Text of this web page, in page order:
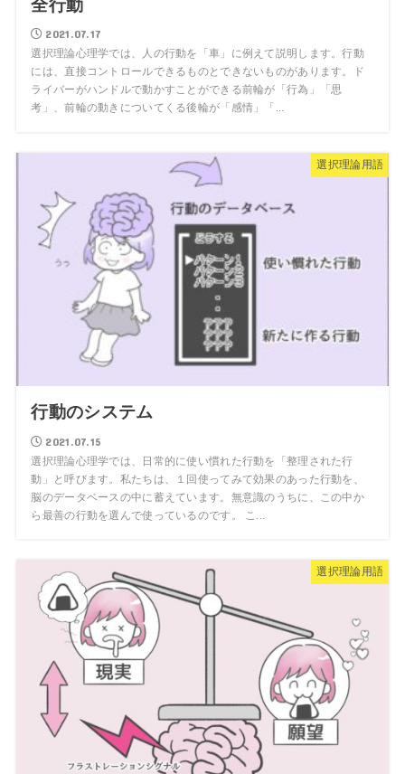
全行動
2021.07.17
選択理論心理学では、人の行動を「車」に例えて説明します。行動
には、直接コントロールできるものとできないものがあります。ド
ライバーがハンドルで動かすことができる前輪が「行為」「思
考」、前輪の動きについてくる後輪が「感情」「...
選択理論用語
行動のシステム
2021.07.15
選択理論心理学では、日常的に使い慣れた行動を「整理された行
動」と呼びます。私たちは、１回使ってみて効果のあった行動を、
脳のデータベースの中に蓄えています。無意識のうちに、この中か
ら最善の行動を選んで使っているのです。 こ...
選択理論用語